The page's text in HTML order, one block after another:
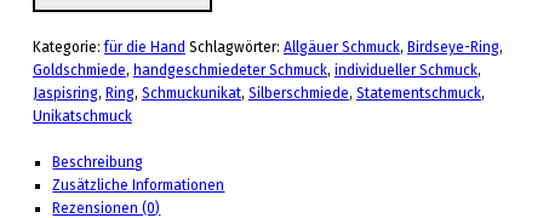
Kategorie:für die Hand Schlagwörter: Allgäuer Schmuck, Birdseye-Ring,
Goldschmiede, handgeschmiedeter Schmuck, individueller Schmuck,
Jaspisring, Ring, Schmuckunikat, Silberschmiede, Statementschmuck,
Unikatschmuck
Beschreibung
Zusätzliche Informationen
Rezensionen (0)